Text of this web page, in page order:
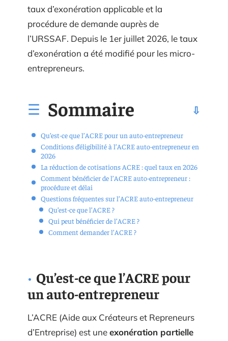
taux d’exonération applicable et la
procédure de demande auprès de
l’URSSAF. Depuis le 1er juillet 2026, le taux
d’exonération a été modifié pour les micro-
entrepreneurs.
Sommaire
Qu’est-ce que l’ACRE pour un auto-entrepreneur
Conditions d’éligibilité à l’ACRE auto-entrepreneur en
2026
La réduction de cotisations ACRE : quel taux en 2026
Comment bénéficier de l’ACRE auto-entrepreneur :
procédure et délai
Questions fréquentes sur l’ACRE auto-entrepreneur
Qu’est-ce que l’ACRE ?
Qui peut bénéficier de l’ACRE ?
Comment demander l’ACRE ?
Qu’est-ce que l’ACRE pour
un auto-entrepreneur
L’ACRE (Aide aux Créateurs et Repreneurs
d’Entreprise) est uneexonération partielle